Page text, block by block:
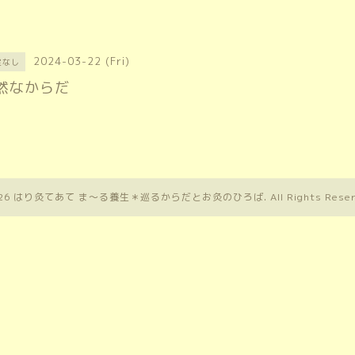
なし 2024-03-22 (Fri)
なからだ
はり灸てあて ま〜る養生＊巡るからだとお灸のひろば. All Rights